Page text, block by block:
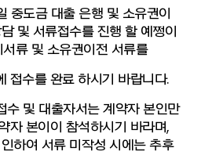
중도금 대출 은행 및 소유권이
및 서류접수를 진행 할 예쩡이
류 및 소유권이전 서류를
접수를 완료 하시기 바랍니다.
수 및 대출자서는 계약자 본인만
자 본이이 참석하시기 바라며,
하여 서류 미작성 시에는 추후